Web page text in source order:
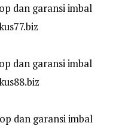
dan garansi imbal
dan garansi imbal
dan garansi imbal